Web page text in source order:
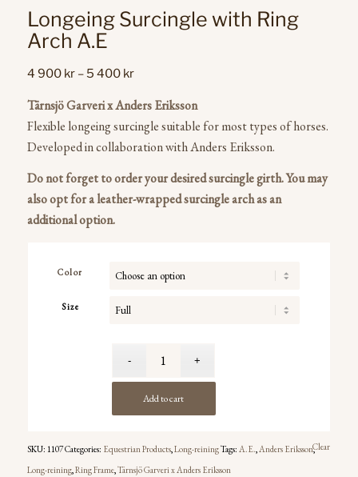
Longeing Surcingle with Ring
Arch A.E
4 900 kr – 5 400 krPrice
4
900 kr
through
400 kr
Tärnsjö Garveri x Anders Eriksson
Flexible longeing surcingle suitable for most types of horses.
Developed in collaboration with Anders Eriksson.
Do not forget to order your desired surcingle girth.You may
also opt for a leather-wrapped surcingle arch as an
additional option.
Color
Size
Clear
Add to cart
SKU: 1107Categories: Equestrian Products,Long-reiningTags: A.E.,Anders Eriksson,
Long-reining,Ring Frame,Tärnsjö Garveri x Anders Eriksson